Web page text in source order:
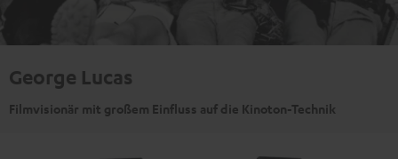
George Lucas
Filmvisionär mit großem Einfluss auf die Kinoton-Technik